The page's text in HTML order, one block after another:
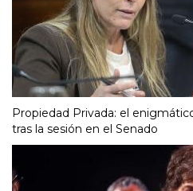
Propiedad Privada: el
tras la sesión en el Senado